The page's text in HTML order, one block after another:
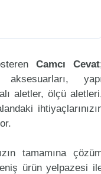
Camcı Cevat
aletler, ölçü
tamamına
ürün yelpazesi